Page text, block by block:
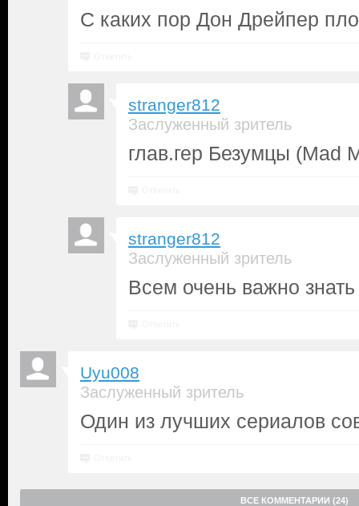
С каких пор Дон Дрейпер
stranger812
Заслуженный зритель
глав.гер Безумцы (Mad
stranger812
Заслуженный зритель
Всем очень важно
Uyu008
Заслуженный зритель
Один из лучших сериалов
ВСЕ КОММЕНТАРИИ (24)